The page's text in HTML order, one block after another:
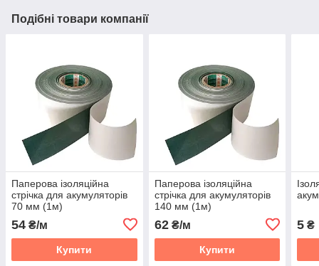
Подібні товари компанії
Паперова ізоляційна
стрічка для акумуляторів
70 мм (1м)
54 ₴/м
Купити
Паперова ізоляційна
стрічка для акумуляторів
140 мм (1м)
62₴/м
Купити
5 ₴